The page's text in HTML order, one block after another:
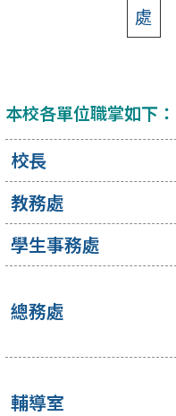
處
本校各單位職掌如下：
校長
教務處
學生事務處
總務處
輔導室